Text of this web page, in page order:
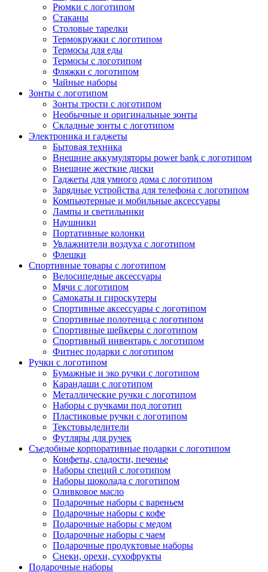
Рюмки с логотипом
Стаканы
Столовые тарелки
Термокружки с логотипом
Термосы для еды
Термосы с логотипом
Фляжки с логотипом
Чайные наборы
Зонты с логотипом
Зонты трости с логотипом
Необычные и оригинальные зонты
Складные зонты с логотипом
Электроника и гаджеты
Бытовая техника
Внешние аккумуляторы power bank с логотипом
Внешние жесткие диски
Гаджеты для умного дома с логотипом
Зарядные устройства для телефона с логотипом
Компьютерные и мобильные аксессуары
Лампы и светильники
Наушники
Портативные колонки
Увлажнители воздуха с логотипом
Флешки
Спортивные товары с логотипом
Велосипедные аксессуары
Мячи с логотипом
Самокаты и гироскутеры
Спортивные аксессуары с логотипом
Спортивные полотенца с логотипом
Спортивные шейкеры с логотипом
Спортивный инвентарь с логотипом
Фитнес подарки с логотипом
Ручки с логотипом
Бумажные и эко ручки с логотипом
Карандаши с логотипом
Металлические ручки с логотипом
Наборы с ручками под логотип
Пластиковые ручки с логотипом
Текстовыделители
Футляры для ручек
Съедобные корпоративные подарки с логотипом
Конфеты, сладости, печенье
Наборы специй с логотипом
Наборы шоколада с логотипом
Оливковое масло
Подарочные наборы с вареньем
Подарочные наборы с кофе
Подарочные наборы с медом
Подарочные наборы с чаем
Подарочные продуктовые наборы
Снеки, орехи, сухофрукты
Подарочные наборы